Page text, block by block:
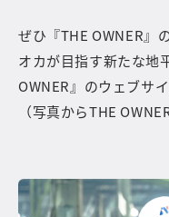
ぜひ『THE OWNER』
オカが目指す新たな地
OWNER』のウェブサ
（写真からTHE